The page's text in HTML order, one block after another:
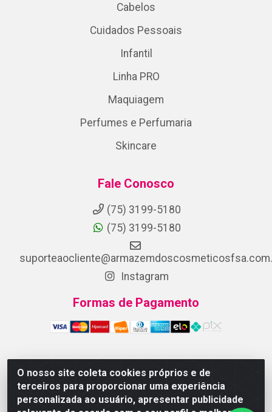
O nosso site coleta cookies próprios e de
terceiros para proporcionar uma experiência
personalizada ao usuário, apresentar publicidade
Cabelos
Cuidados Pessoais
Infantil
Linha PRO
Maquiagem
Perfumes e Perfumaria
Skincare
Fale Conosco
(75) 3199-5180
(75) 3199-5180
Instagram
Formas de Pagamento
ARMAZEM DOS COSMETICOS DISTRIBUIDORA LTDA -
Av.Transnordestina, 2222 - Parque Ipê, Feira de
Santana/BA - CEP 44.054-008 - CNPJ 07.246.802/0001-